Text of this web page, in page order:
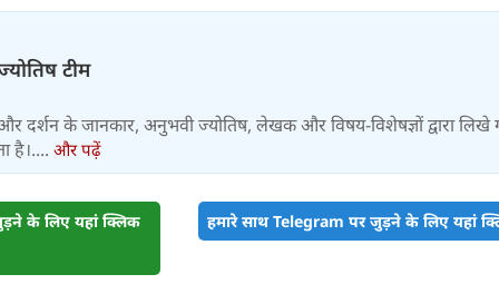
टीम
दर्शन के जानकार, अनुभवी ज्योतिष, लेखक और विषय-विशेषज्ञों द्वारा लिखे
है।.... और पढ़ें
के लिए यहां क्लिक हमारे साथ Telegram पर जुड़ने के लिए यहां